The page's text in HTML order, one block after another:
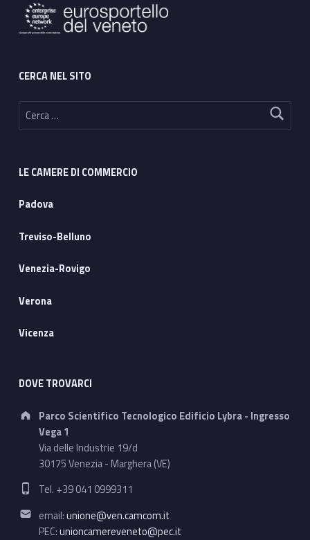
CERCA NEL SITO
Ricerca per:
LE CAMERE DI COMMERCIO
Padova
Treviso-Belluno
Venezia-Rovigo
Verona
Vicenza
DOVE TROVARCI
Address:
Parco Scientifico Tecnologico Edificio Lybra - Ingresso
Vega 1
Via delle Industrie 19/d
30175 Venezia - Marghera (VE)
Phone number:
Tel. +39 041 0999311
Email address:
email:unione@ven.camcom.it
PEC:unioncamereveneto@pec.it